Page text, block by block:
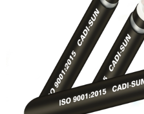
Ngày hết hạn:
Điều kiện: